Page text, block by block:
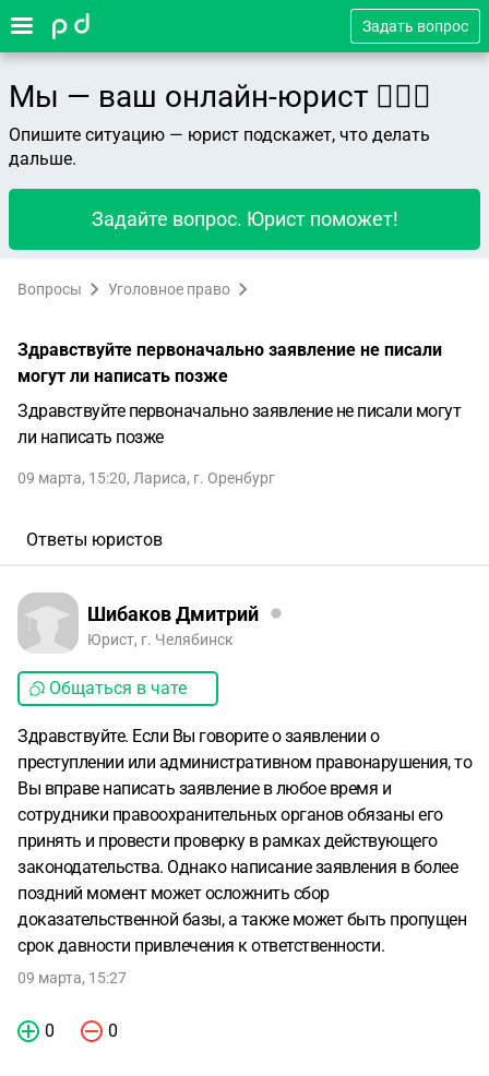
Задать вопрос
Мы — ваш онлайн-юрист 👨🏻‍⚖️
Опишите ситуацию — юрист подскажет, что делать
дальше.
Задайте вопрос. Юрист поможет!
Вопросы Уголовное право
Здравствуйте первоначально заявление не писали
могут ли написать позже
Здравствуйте первоначально заявление не писали могут
ли написать позже
09 марта, 15:20, Лариса, г. Оренбург
Ответы юристов
Шибаков Дмитрий
Юрист, г. Челябинск
Общаться в чате
Здравствуйте. Если Вы говорите о заявлении о
преступлении или административном правонарушения, то
Вы вправе написать заявление в любое время и
сотрудники правоохранительных органов обязаны его
принять и провести проверку в рамках действующего
законодательства. Однако написание заявления в более
поздний момент может осложнить сбор
доказательственной базы, а также может быть пропущен
срок давности привлечения к ответственности.
09 марта, 15:27
0 0